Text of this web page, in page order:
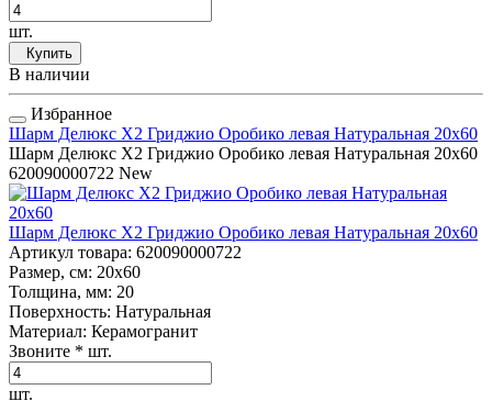
шт.
Купить
В наличии
Избранное
Шарм Делюкс Х2 Гриджио Оробико левая Натуральная 20x60
Шарм Делюкс Х2 Гриджио Оробико левая Натуральная 20x60
620090000722 New
Шарм Делюкс Х2 Гриджио Оробико левая Натуральная 20x60
Артикул товара: 620090000722
Размер, см: 20x60
Толщина, мм: 20
Поверхность: Натуральная
Материал: Керамогранит
Звоните * шт.
шт.